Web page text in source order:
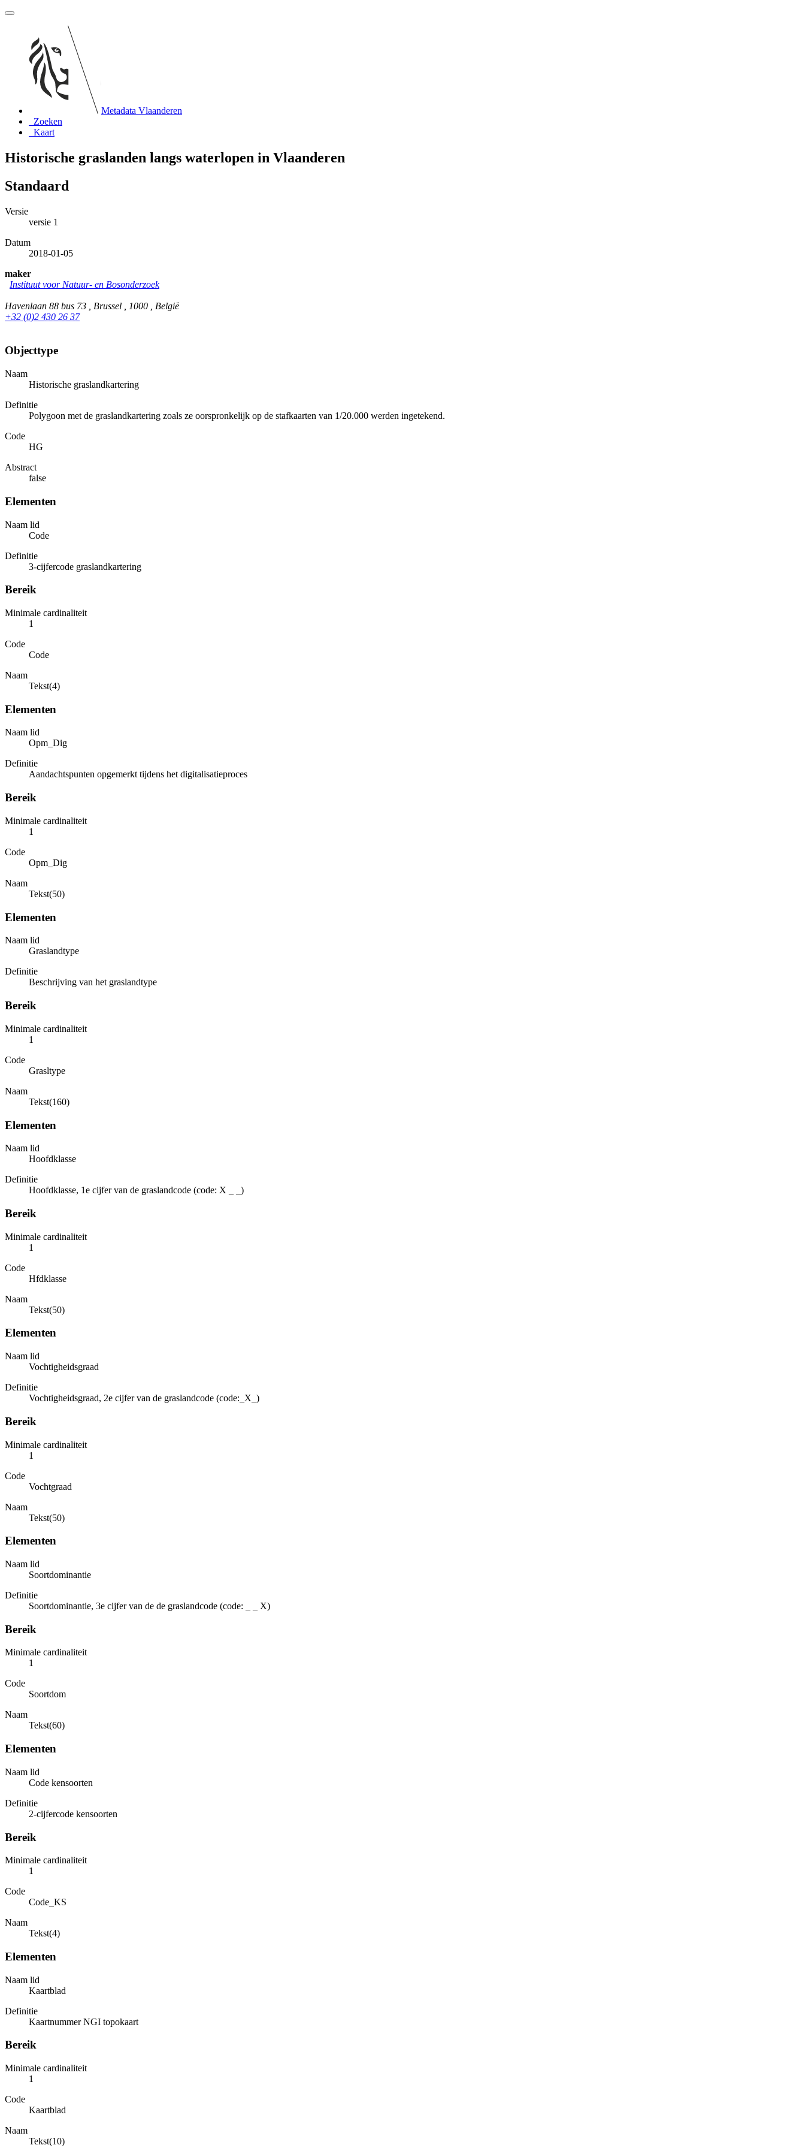
Metadata Vlaanderen
Zoeken
Kaart
Historische graslanden langs waterlopen in Vlaanderen
Standaard
Versie
versie 1
Datum
2018-01-05
maker
Instituut voor Natuur- en Bosonderzoek
Havenlaan 88 bus 73 , Brussel , 1000 , België
+32 (0)2 430 26 37
Objecttype
Naam
Historische graslandkartering
Definitie
Polygoon met de graslandkartering zoals ze oorspronkelijk op de stafkaarten van 1/20.000 werden ingetekend.
Code
HG
Abstract
false
Elementen
Naam lid
Code
Definitie
3-cijfercode graslandkartering
Bereik
Minimale cardinaliteit
1
Code
Code
Naam
Tekst(4)
Elementen
Naam lid
Opm_Dig
Definitie
Aandachtspunten opgemerkt tijdens het digitalisatieproces
Bereik
Minimale cardinaliteit
1
Code
Opm_Dig
Naam
Tekst(50)
Elementen
Naam lid
Graslandtype
Definitie
Beschrijving van het graslandtype
Bereik
Minimale cardinaliteit
1
Code
Grasltype
Naam
Tekst(160)
Elementen
Naam lid
Hoofdklasse
Definitie
Hoofdklasse, 1e cijfer van de graslandcode (code: X _ _)
Bereik
Minimale cardinaliteit
1
Code
Hfdklasse
Naam
Tekst(50)
Elementen
Naam lid
Vochtigheidsgraad
Definitie
Vochtigheidsgraad, 2e cijfer van de graslandcode (code:_X_)
Bereik
Minimale cardinaliteit
1
Code
Vochtgraad
Naam
Tekst(50)
Elementen
Naam lid
Soortdominantie
Definitie
Soortdominantie, 3e cijfer van de de graslandcode (code: _ _ X)
Bereik
Minimale cardinaliteit
1
Code
Soortdom
Naam
Tekst(60)
Elementen
Naam lid
Code kensoorten
Definitie
2-cijfercode kensoorten
Bereik
Minimale cardinaliteit
1
Code
Code_KS
Naam
Tekst(4)
Elementen
Naam lid
Kaartblad
Definitie
Kaartnummer NGI topokaart
Bereik
Minimale cardinaliteit
1
Code
Kaartblad
Naam
Tekst(10)